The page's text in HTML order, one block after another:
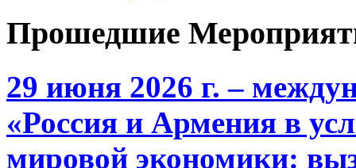
Прошедшие
29 июня 2026 г. –
«Россия и Армения в
мировой экономики: